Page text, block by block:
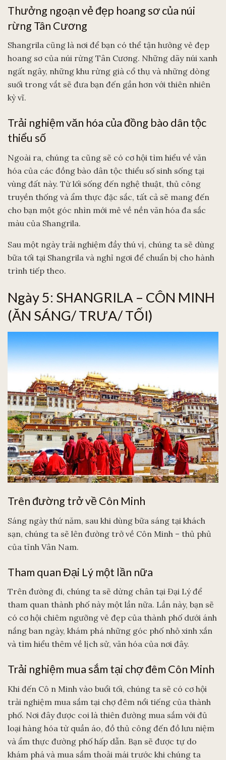
Thưởng ngoạn vẻ đẹp hoang sơ của núi
rừng Tân Cương
Shangrila cũng là nơi để bạn có thể tận hưởng vẻ đẹp
hoang sơ của núi rừng Tân Cương. Những dãy núi xanh
ngất ngây, những khu rừng già cổ thụ và những dòng
suối trong vắt sẽ đưa bạn đến gần hơn với thiên nhiên
kỳ vĩ.
Trải nghiệm văn hóa của đồng bào dân tộc
thiểu số
Ngoài ra, chúng ta cũng sẽ có cơ hội tìm hiểu về văn
hóa của các đồng bào dân tộc thiểu số sinh sống tại
vùng đất này. Từ lối sống đến nghệ thuật, thủ công
truyền thống và ẩm thực đặc sắc, tất cả sẽ mang đến
cho bạn một góc nhìn mới mẻ về nền văn hóa đa sắc
màu của Shangrila.
Sau một ngày trải nghiệm đầy thú vị, chúng ta sẽ dùng
bữa tối tại Shangrila và nghỉ ngơi để chuẩn bị cho hành
trình tiếp theo.
Ngày 5: SHANGRILA – CÔN MINH
(ĂN SÁNG/ TRƯA/ TỐI)
Trên đường trở về Côn Minh
Sáng ngày thứ năm, sau khi dùng bữa sáng tại khách
sạn, chúng ta sẽ lên đường trở về Côn Minh – thủ phủ
của tỉnh Vân Nam.
Tham quan Đại Lý một lần nữa
Trên đường đi, chúng ta sẽ dừng chân tại Đại Lý để
tham quan thành phố này một lần nữa. Lần này, bạn sẽ
có cơ hội chiêm ngưỡng vẻ đẹp của thành phố dưới ánh
nắng ban ngày, khám phá những góc phố nhỏ xinh xắn
và tìm hiểu thêm về lịch sử, văn hóa của nơi đây.
Trải nghiệm mua sắm tại chợ đêm Côn Minh
Khi đến Cô n Minh vào buổi tối, chúng ta sẽ có cơ hội
trải nghiệm mua sắm tại chợ đêm nổi tiếng của thành
phố. Nơi đây được coi là thiên đường mua sắm với đủ
loại hàng hóa từ quần áo, đồ thủ công đến đồ lưu niệm
và ẩm thực đường phố hấp dẫn. Bạn sẽ được tự do
khám phá và mua sắm thoải mái trước khi chúng ta